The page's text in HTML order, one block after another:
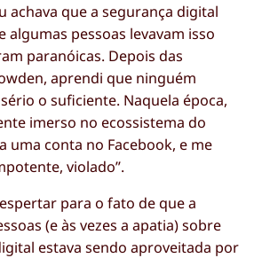
achava que a segurança digital
algumas pessoas levavam isso
paranóicas. Depois das
aprendi que ninguém
o suficiente. Naquela época,
imerso no ecossistema do
uma conta no Facebook, e me
violado”.
para o fato de que a
(e às vezes a apatia) sobre
estava sendo aproveitada por